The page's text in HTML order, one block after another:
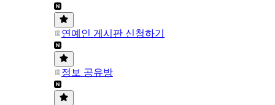
연예인 게시판 신청하기
정보 공유방